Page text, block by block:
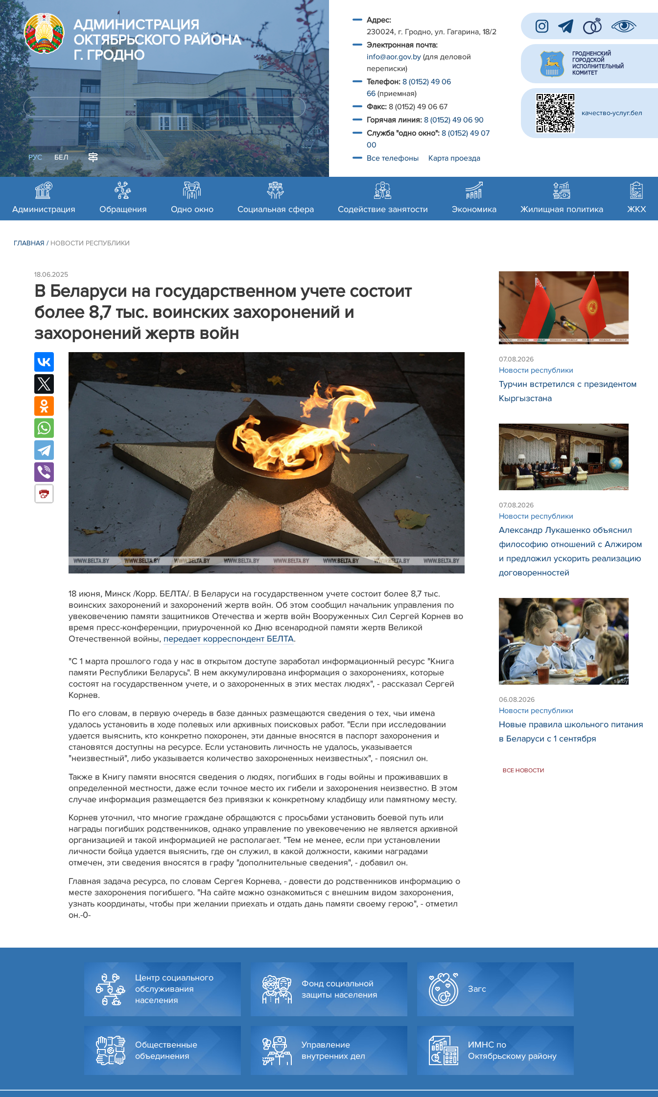
АДМИНИСТРАЦИЯ
ОКТЯБРЬСКОГО РАЙОНА
Г. ГРОДНО
РУС БЕЛ
Адрес:
230024, г. Гродно, ул. Гагарина, 18/2
Электронная почта:
info@aor.gov.by (для деловой
переписки)
Телефон: 8 (0152) 49 06
66 (приемная)
Факс: 8 (0152) 49 06 67
Горячая линия: 8 (0152) 49 06 90
Служба "одно окно": 8 (0152) 49 07
00
Все телефоны
Карта проезда
качество-услуг.бел
Администрация Обращения Одно окно Социальная сфера Содействие занятости Экономика Жилищная политика ЖКХ
ГЛАВНАЯ / НОВОСТИ РЕСПУБЛИКИ
18.06.2025
В Беларуси на государственном учете состоит
более 8,7 тыс. воинских захоронений и
захоронений жертв войн
18 июня, Минск /Корр. БЕЛТА/. В Беларуси на государственном учете состоит более 8,7 тыс.
воинских захоронений и захоронений жертв войн. Об этом сообщил начальник управления по
увековечению памяти защитников Отечества и жертв войн Вооруженных Сил Сергей Корнев во
время пресс-конференции, приуроченной ко Дню всенародной памяти жертв Великой
Отечественной войны, передает корреспондент БЕЛТА.
"С 1 марта прошлого года у нас в открытом доступе заработал информационный ресурс "Книга
памяти Республики Беларусь". В нем аккумулирована информация о захоронениях, которые
состоят на государственном учете, и о захороненных в этих местах людях", - рассказал Сергей
Корнев.
По его словам, в первую очередь в базе данных размещаются сведения о тех, чьи имена
удалось установить в ходе полевых или архивных поисковых работ. "Если при исследовании
удается выяснить, кто конкретно похоронен, эти данные вносятся в паспорт захоронения и
становятся доступны на ресурсе. Если установить личность не удалось, указывается
"неизвестный", либо указывается количество захороненных неизвестных", - пояснил он.
Также в Книгу памяти вносятся сведения о людях, погибших в годы войны и проживавших в
определенной местности, даже если точное место их гибели и захоронения неизвестно. В этом
случае информация размещается без привязки к конкретному кладбищу или памятному месту.
Корнев уточнил, что многие граждане обращаются с просьбами установить боевой путь или
награды погибших родственников, однако управление по увековечению не является архивной
организацией и такой информацией не располагает. "Тем не менее, если при установлении
личности бойца удается выяснить, где он служил, в какой должности, какими наградами
отмечен, эти сведения вносятся в графу "дополнительные сведения", - добавил он.
Главная задача ресурса, по словам Сергея Корнева, - довести до родственников информацию о
месте захоронения погибшего. "На сайте можно ознакомиться с внешним видом захоронения,
узнать координаты, чтобы при желании приехать и отдать дань памяти своему герою", - отметил
он.-0-
07.08.2026
Новости республики
Турчин встретился с президентом
Кыргызстана
07.08.2026
Новости республики
Александр Лукашенко объяснил
философию отношений с Алжиром
и предложил ускорить реализацию
договоренностей
06.08.2026
Новости республики
Новые правила школьного питания
в Беларуси с 1 сентября
ВСЕ НОВОСТИ
Центр социального
обслуживания
населения
Фонд социальной
защиты населения
Загс
Общественные
объединения
Управление
внутренних дел
ИМНС по
Октябрьскому району